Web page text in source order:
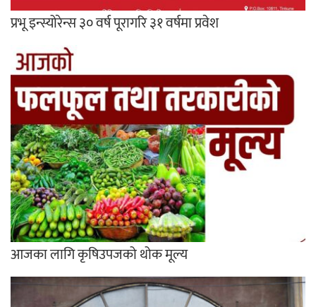
प्रभू इन्स्योरेन्स ३० वर्ष पूरागरि ३१ वर्षमा प्रवेश
आजका लागि कृषिउपजको थोक मूल्य